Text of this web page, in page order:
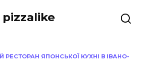
pizzalike
РЕСТОРАН ЯПОНСЬКОЇ КУХНІ В ІВАНО-